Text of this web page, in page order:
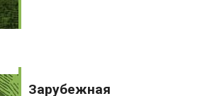
Зарубежная